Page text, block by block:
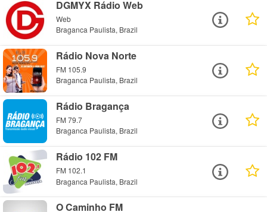
DGMYX Rádio Web
Web
Braganca Paulista, Brazil
Rádio Nova Norte
FM 105.9
Braganca Paulista, Brazil
Rádio Bragança
FM 79.7
Braganca Paulista, Brazil
Rádio 102 FM
FM 102.1
Braganca Paulista, Brazil
O Caminho FM